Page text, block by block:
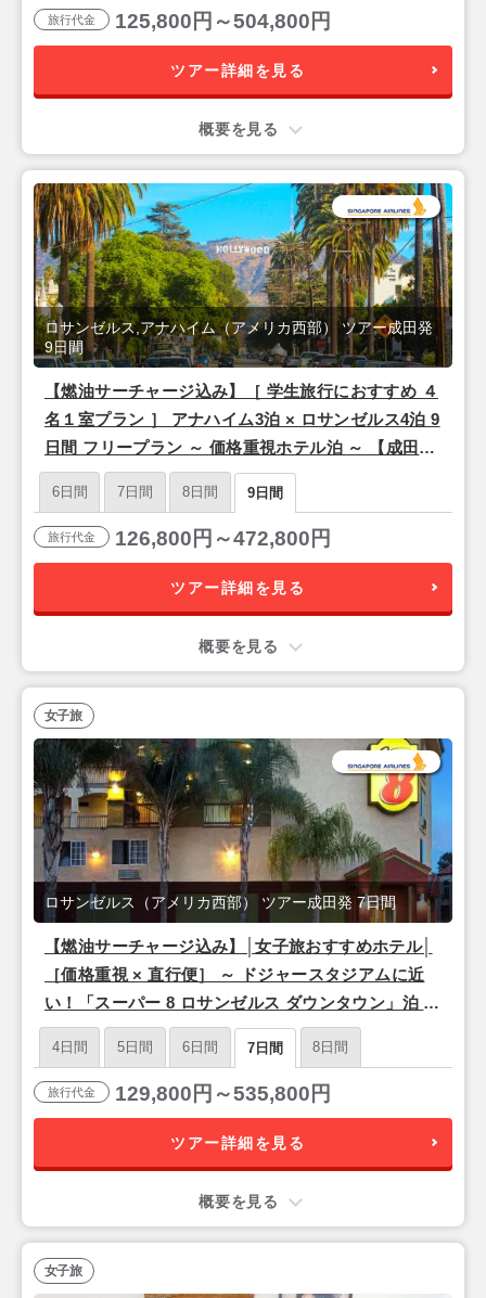
旅行代金 125,800円～504,800円
ツアー詳細を見る
概要を見る
【燃油サーチャージ込み】［ 学生旅行におすすめ ４
名１室プラン ］ アナハイム3泊 × ロサンゼルス4泊 9
日間 フリープラン ～ 価格重視ホテル泊 ～ 【成田発
／シンガポール航空利用】
ロサンゼルス,アナハイム（アメリカ西部） ツアー成田発
9日間
6日間 7日間 8日間 9日間
旅行代金 126,800円～472,800円
ツアー詳細を見る
概要を見る
【燃油サーチャージ込み】│女子旅おすすめホテル│
［価格重視 × 直行便］ ～ ドジャースタジアムに近
い！「スーパー 8 ロサンゼルス ダウンタウン」泊 ～
ロサンゼルス フリープラン 5泊 7日 【成田発／シン
ガポール航空利用】
ロサンゼルス（アメリカ西部） ツアー成田発 7日間
女子旅
4日間 5日間 6日間 7日間 8日間
旅行代金 129,800円～535,800円
ツアー詳細を見る
概要を見る
女子旅